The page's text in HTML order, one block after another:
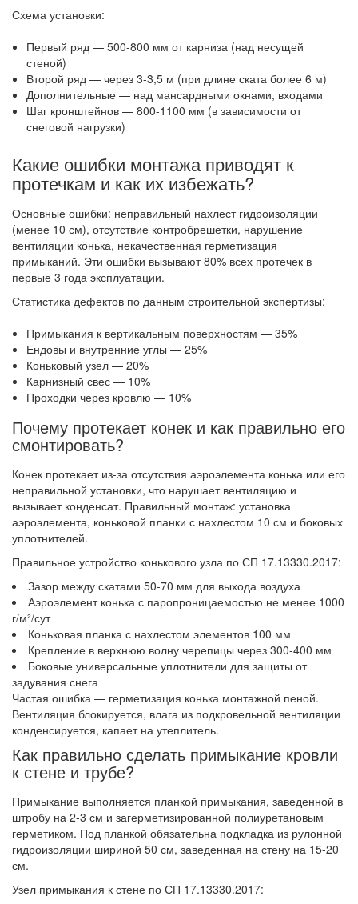
Схема установки:
Первый ряд — 500-800 мм от карниза (над несущей
стеной)
Второй ряд — через 3-3,5 м (при длине ската более 6 м)
Дополнительные — над мансардными окнами, входами
Шаг кронштейнов — 800-1100 мм (в зависимости от
снеговой нагрузки)
Какие ошибки монтажа приводят к
протечкам и как их избежать?
Основные ошибки: неправильный нахлест гидроизоляции
(менее 10 см), отсутствие контробрешетки, нарушение
вентиляции конька, некачественная герметизация
примыканий. Эти ошибки вызывают 80% всех протечек в
первые 3 года эксплуатации.
Статистика дефектов по данным строительной экспертизы:
Примыкания к вертикальным поверхностям — 35%
Ендовы и внутренние углы — 25%
Коньковый узел — 20%
Карнизный свес — 10%
Проходки через кровлю — 10%
Почему протекает конек и как правильно его
смонтировать?
Конек протекает из-за отсутствия аэроэлемента конька или его
неправильной установки, что нарушает вентиляцию и
вызывает конденсат. Правильный монтаж: установка
аэроэлемента, коньковой планки с нахлестом 10 см и боковых
уплотнителей.
Правильное устройство конькового узла по СП 17.13330.2017:
Зазор между скатами 50-70 мм для выхода воздуха
Аэроэлемент конька с паропроницаемостью не менее 1000
г/м²/сут
Коньковая планка с нахлестом элементов 100 мм
Крепление в верхнюю волну черепицы через 300-400 мм
Боковые универсальные уплотнители для защиты от
задувания снега
Частая ошибка — герметизация конька монтажной пеной.
Вентиляция блокируется, влага из подкровельной вентиляции
конденсируется, капает на утеплитель.
Как правильно сделать примыкание кровли
к стене и трубе?
Примыкание выполняется планкой примыкания, заведенной в
штробу на 2-3 см и загерметизированной полиуретановым
герметиком. Под планкой обязательна подкладка из рулонной
гидроизоляции шириной 50 см, заведенная на стену на 15-20
см.
Узел примыкания к стене по СП 17.13330.2017: